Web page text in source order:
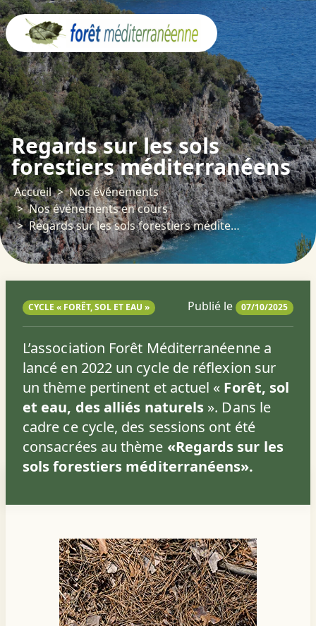
Regards sur les sols
forestiers méditerranéens
Accueil
Nos événements
Nos événements en cours
Regards sur les sols forestiers méditerranéens
CYCLE « FORÊT, SOL ET EAU » Publié le 07/10/2025
L’association Forêt Méditerranéenne a
lancé en 2022 un cycle de réflexion sur
un thème pertinent et actuel « Forêt, sol
et eau, des alliés naturels ». Dans le
cadre ce cycle, des sessions ont été
consacrées au thème «Regards sur les
sols forestiers méditerranéens».
Panneau de gestion des cookies